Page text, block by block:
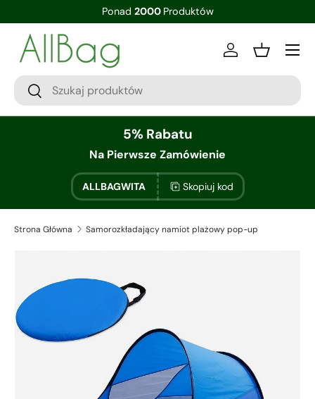
Ponad 2000 Produktów
Zaloguj sie
Kosz
5% Rabatu
Na Pierwsze Zamówienie
ALLBAGWITA Skopiuj kod
Strona Główna Samorozkładający namiot plażowy pop-up